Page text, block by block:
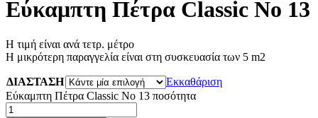
Εύκαμπτη Πέτρα Classic No 13
Η τιμή είναι ανά τετρ. μέτρο
Η μικρότερη παραγγελία είναι στη συσκευασία των 5 m2
ΔΙΑΣΤΑΣΗ
Εκκαθάριση
Εύκαμπτη Πέτρα Classic No 13 ποσότητα